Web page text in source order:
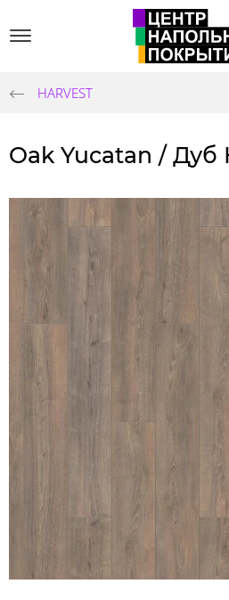
HARVEST
Oak Yucatan / Дуб